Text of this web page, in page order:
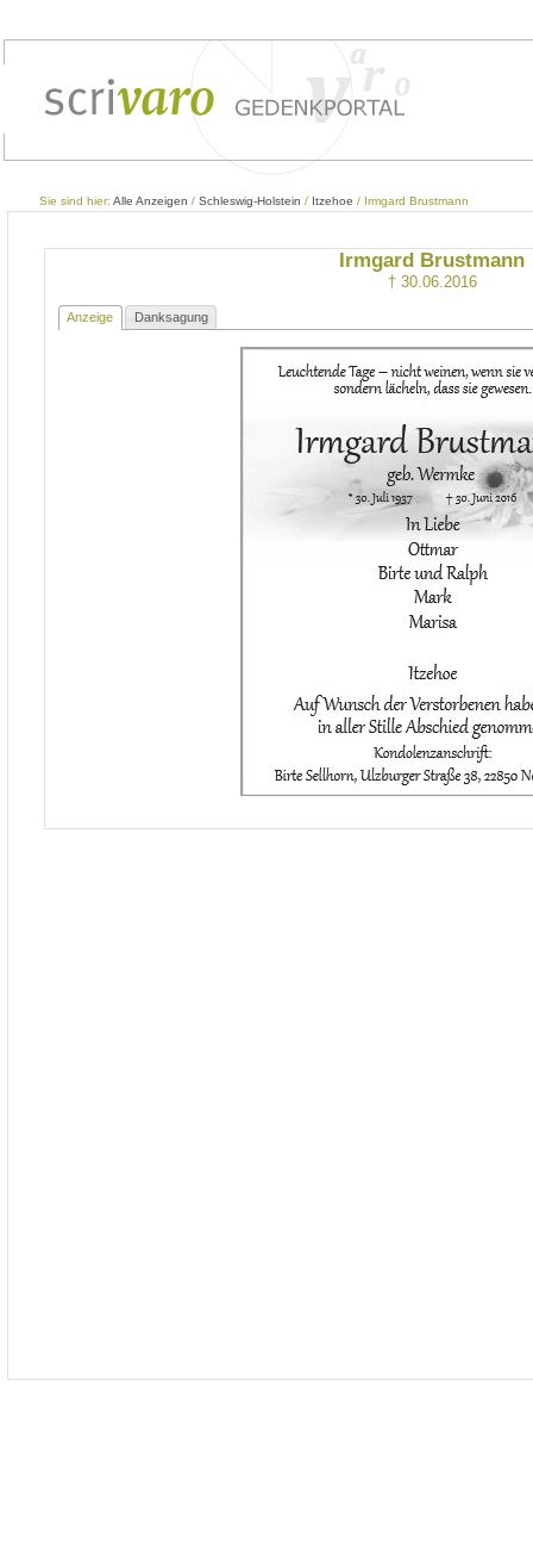
Sie sind hier: Alle Anzeigen / Schleswig-Holstein / Itzehoe / Irmgard Brustmann
Irmgard Brustmann
† 30.06.2016
Anzeige Danksagung